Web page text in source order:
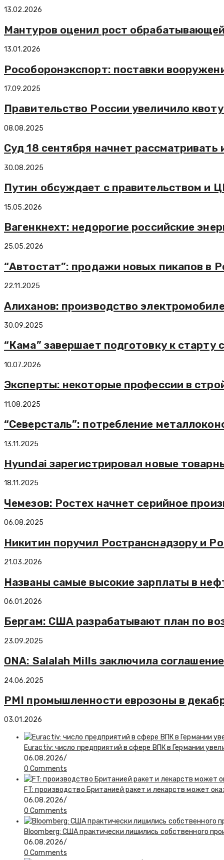
13.02.2026
Мантуров оценил рост
13.01.2026
Рособоронэкспорт: поставки
17.09.2025
Правительство России увеличило
08.08.2025
Суд 18 сентября начнет
30.08.2025
Путин обсуждает с правительством и
15.05.2026
Вагенкнехт: недорогие российские
25.05.2026
“Автостат”: продажи новых пикапов в
22.11.2025
Алиханов: производство
30.09.2025
“Кама” завершает подготовку к
10.07.2026
Эксперты: некоторые профессии в
11.08.2025
“Северсталь”: потребление
13.11.2025
Hyundai зарегистрировал новые
18.11.2025
Чемезов: Ростех начнет серийное
06.08.2025
Никитин поручил Ространснадзору и
21.03.2026
Названы самые высокие зарплаты в
06.01.2026
Бергам: США разрабатывают план по
23.09.2025
ONA: Salalah Mills заключила
24.06.2025
PMI промышленности еврозоны в
03.01.2026
Euractiv: число предприятий в сфере ВПК в Германии
06.08.2026/
0 Comments
FT: производство Британией ракет и лекарств может
06.08.2026/
0 Comments
Bloomberg: США практически лишились собственного
06.08.2026/
0 Comments